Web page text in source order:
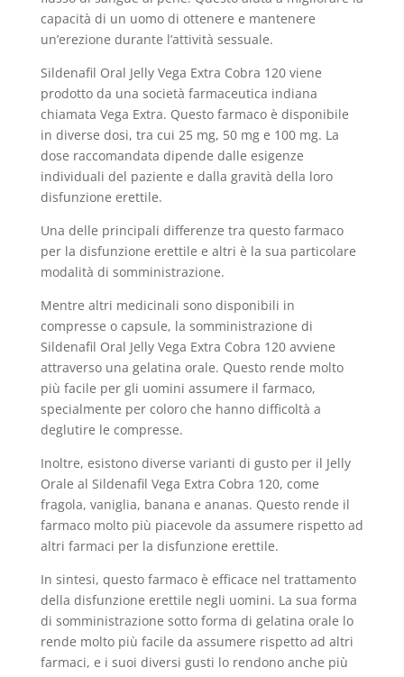
capacità di un uomo di ottenere e mantenere
un’erezione durante l’attività sessuale.
Sildenafil Oral Jelly Vega Extra Cobra 120 viene
prodotto da una società farmaceutica indiana
chiamata Vega Extra. Questo farmaco è disponibile
in diverse dosi, tra cui 25 mg, 50 mg e 100 mg. La
dose raccomandata dipende dalle esigenze
individuali del paziente e dalla gravità della loro
disfunzione erettile.
Una delle principali differenze tra questo farmaco
per la disfunzione erettile e altri è la sua particolare
modalità di somministrazione.
Mentre altri medicinali sono disponibili in
compresse o capsule, la somministrazione di
Sildenafil Oral Jelly Vega Extra Cobra 120 avviene
attraverso una gelatina orale. Questo rende molto
più facile per gli uomini assumere il farmaco,
specialmente per coloro che hanno difficoltà a
deglutire le compresse.
Inoltre, esistono diverse varianti di gusto per il Jelly
Orale al Sildenafil Vega Extra Cobra 120, come
fragola, vaniglia, banana e ananas. Questo rende il
farmaco molto più piacevole da assumere rispetto ad
altri farmaci per la disfunzione erettile.
In sintesi, questo farmaco è efficace nel trattamento
della disfunzione erettile negli uomini. La sua forma
di somministrazione sotto forma di gelatina orale lo
rende molto più facile da assumere rispetto ad altri
farmaci, e i suoi diversi gusti lo rendono anche più